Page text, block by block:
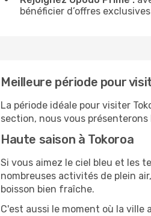
bénéficier d’offres
Meilleure période pour
La période idéale pour visiter
section, nous vous
Haute saison à Tokoroa
Si vous aimez le ciel bleu et les
nombreuses activités de plein
boisson bien fraîche.
C'est aussi le moment où la